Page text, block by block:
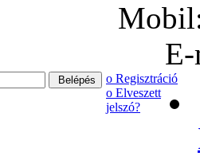
ο Regisztráció
ο Elveszett
jelszó?